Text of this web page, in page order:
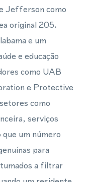
Jefferson como
original 205.
e um
e educação
como UAB
e Protective
como
serviços
um número
para
a filtrar